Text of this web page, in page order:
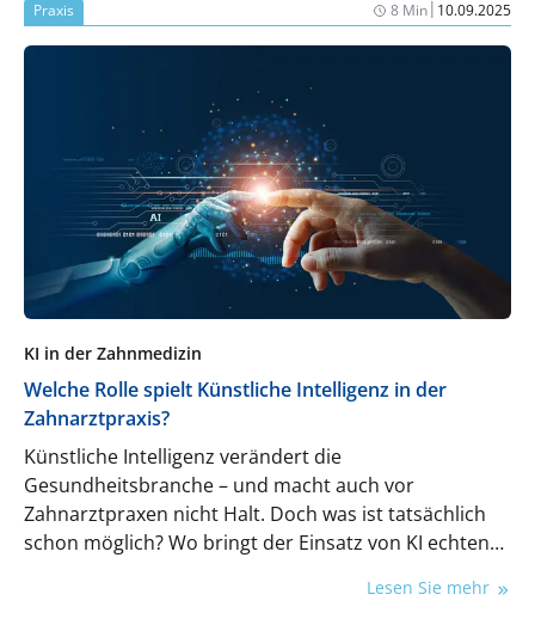
Praxis 8 Min| 10.09.2025
KI in der Zahnmedizin
Welche Rolle spielt Künstliche Intelligenz in der
Zahnarztpraxis?
Künstliche Intelligenz verändert die
Gesundheitsbranche – und macht auch vor
Zahnarztpraxen nicht Halt. Doch was ist tatsächlich
schon möglich? Wo bringt der Einsatz von KI echten
die Investition überhaupt? Ein Überblick.Lesen Sie mehr